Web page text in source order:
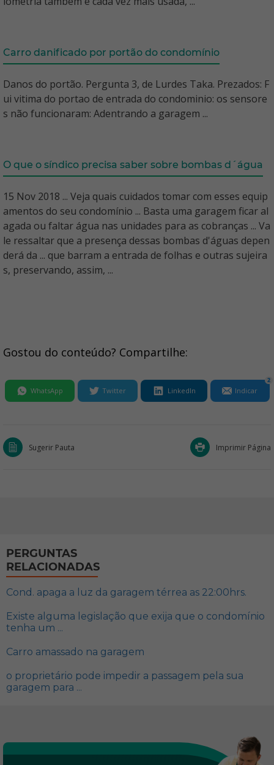
Carro danificado por portão do condomínio
Danos do portão. Pergunta 3, de Lurdes Taka. Prezados: F
ui vitima do portao de entrada do condominio: os sensore
s não funcionaram: Adentrando a garagem ...
O que o síndico precisa saber sobre bombas d´água
15 Nov 2018 ... Veja quais cuidados tomar com esses equip
amentos do seu condomínio ... Basta uma garagem ficar al
agada ou faltar água nas unidades para as cobranças ... Va
le ressaltar que a presença dessas bombas d'águas depen
derá da ... que barram a entrada de folhas e outras sujeira
s, preservando, assim, ...
Gostou do conteúdo? Compartilhe:
WhatsApp Twitter LinkedIn Indicar
2
Sugerir Pauta Imprimir Página
PERGUNTAS
RELACIONADAS
Cond. apaga a luz da garagem térrea as 22:00hrs.
Existe alguma legislação que exija que o condomínio
tenha um ...
Carro amassado na garagem
o proprietário pode impedir a passagem pela sua
garagem para ...